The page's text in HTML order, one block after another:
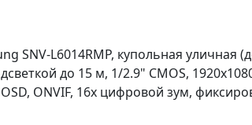
SNV-L6014RMP, купольная уличная
до 15 м, 1/2.9" CMOS,
OSD, ONVIF, 16х цифровой зум,